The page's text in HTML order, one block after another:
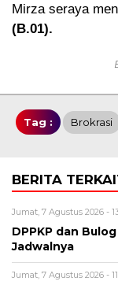
Mirza seraya
(B.01).
Tag : Brokrasi
BERITA
Jumat, 7 Agustus 2026 -
DPPKP dan
Jadwalnya
Jumat, 7 Agustus 2026 -